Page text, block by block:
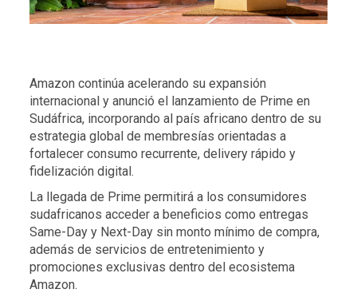
Amazon continúa acelerando su expansión
internacional y anunció el lanzamiento de Prime en
Sudáfrica, incorporando al país africano dentro de su
estrategia global de membresías orientadas a
fortalecer consumo recurrente, delivery rápido y
fidelización digital.
La llegada de Prime permitirá a los consumidores
sudafricanos acceder a beneficios como entregas
Same-Day y Next-Day sin monto mínimo de compra,
además de servicios de entretenimiento y
promociones exclusivas dentro del ecosistema
Amazon.